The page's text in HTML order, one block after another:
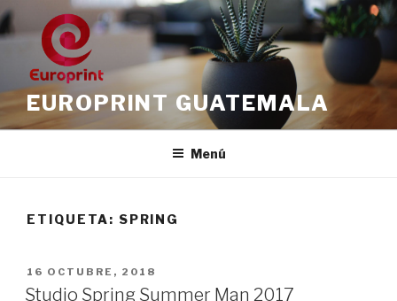
Saltar
al
contenido
EUROPRINT GUATEMALA
Menú
ETIQUETA: SPRING
PUBLICADO
EL
16 OCTUBRE, 2018
Studio Spring Summer Man 2017